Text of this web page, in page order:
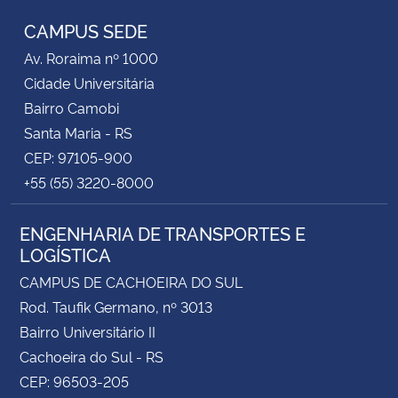
Secretaria-Geral
Secretaria de Governo
Gabinete de Segurança Institucional
Advocacia-Geral da União
Banco Central do Brasil
Planalto
CAMPUS SEDE
Av. Roraima nº 1000
Cidade Universitária
Bairro Camobi
Santa Maria - RS
CEP: 97105-900
+55 (55) 3220-8000
ENGENHARIA DE TRANSPORTES E
LOGÍSTICA
CAMPUS DE CACHOEIRA DO SUL
Rod. Taufik Germano, nº 3013
Bairro Universitário II
Cachoeira do Sul - RS
CEP: 96503-205